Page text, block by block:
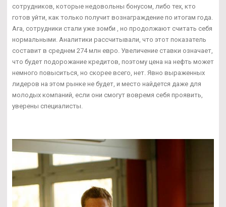
сотрудников, которые недовольны бонусом, либо тех, кто
готов уйти, как только получит вознаграждение по итогам года.
Ага, сотрудники стали уже зомби , но продолжают считать себя
нормальными. Аналитики рассчитывали, что этот показатель
составит в среднем 274 млн евро. Увеличение ставки означает,
что будет подорожание кредитов, поэтому цена на нефть может
немного повыситься, но скорее всего, нет. Явно выраженных
лидеров на этом рынке не будет, и место найдется даже для
молодых компаний, если они смогут вовремя себя проявить,
уверены специалисты.